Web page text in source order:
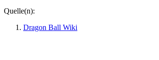
Quelle(n):
Dragon Ball Wiki